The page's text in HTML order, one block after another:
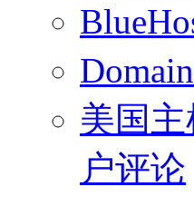
美国主
户评论